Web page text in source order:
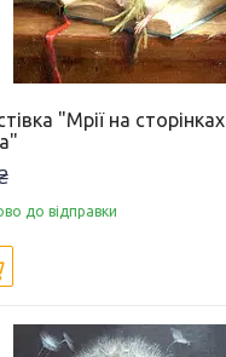
"Мрії на сторінках
до відправки